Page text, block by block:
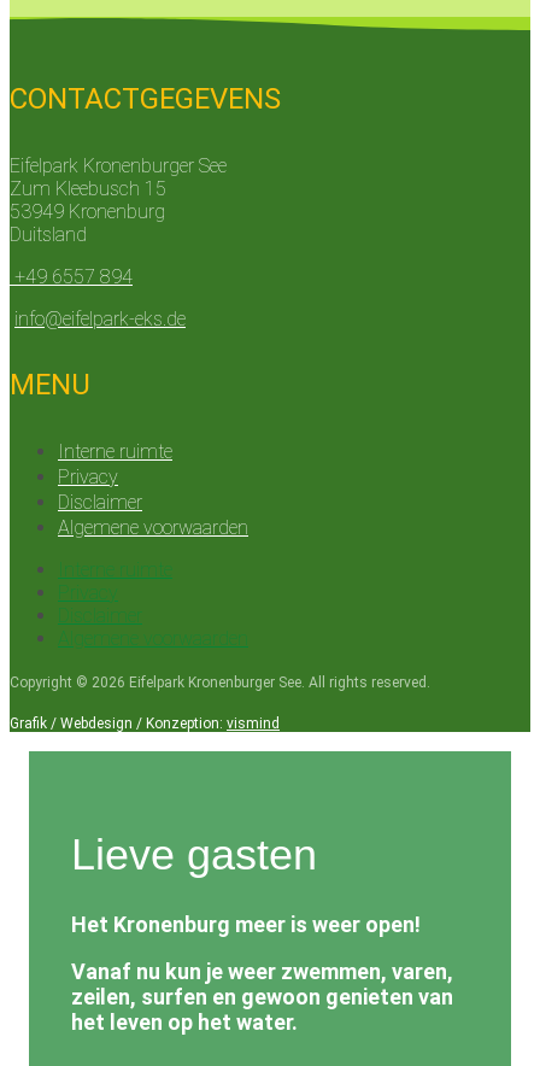
CONTACTGEGEVENS
Eifelpark Kronenburger See
Zum Kleebusch 15
53949 Kronenburg
Duitsland
+49 6557 894
info@eifelpark-eks.de
MENU
Interne ruimte
Privacy
Disclaimer
Algemene voorwaarden
Interne ruimte
Privacy
Disclaimer
Algemene voorwaarden
Copyright © 2026 Eifelpark Kronenburger See. All rights reserved.
Grafik / Webdesign / Konzeption: vismind
Lieve gasten
Het Kronenburg meer is weer open!
Vanaf nu kun je weer zwemmen, varen,
zeilen, surfen en gewoon genieten van
het leven op het water.